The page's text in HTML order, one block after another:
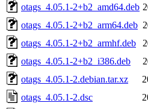
otags_4.05.1-2+b2_amd64.deb
otags_4.05.1-2+b2_arm64.deb
otags_4.05.1-2+b2_armhf.deb
otags_4.05.1-2+b2_i386.deb
otags_4.05.1-2.debian.tar.xz
otags_4.05.1-2.dsc